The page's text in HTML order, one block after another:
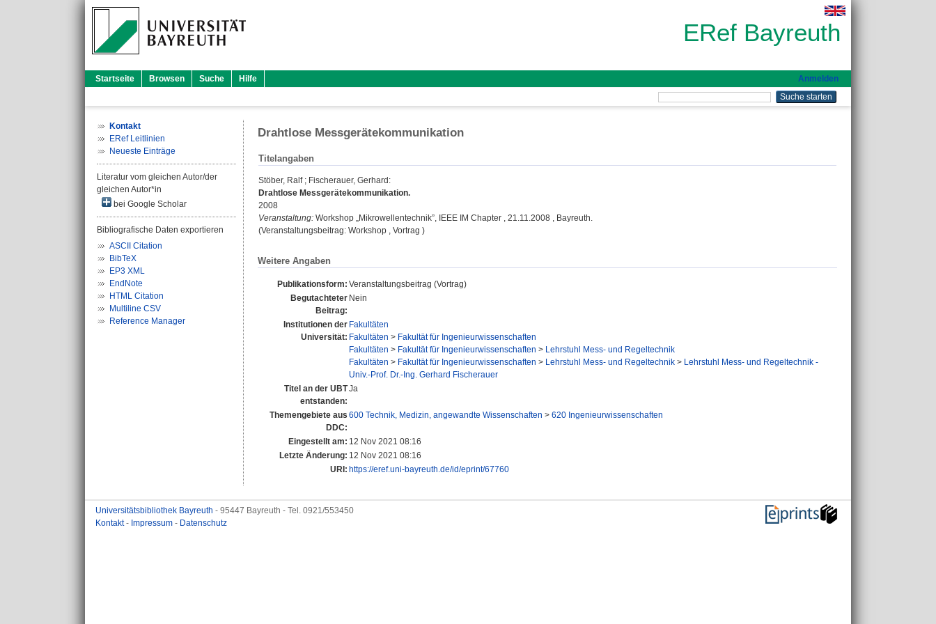
ERef Bayreuth
Startseite Browsen Suche Hilfe Anmelden
Kontakt
ERef Leitlinien
Neueste Einträge
Literatur vom gleichen Autor/der
gleichen Autor*in
bei Google Scholar
Bibliografische Daten exportieren
ASCII Citation
BibTeX
EP3 XML
EndNote
HTML Citation
Multiline CSV
Reference Manager
Drahtlose Messgerätekommunikation
Titelangaben
Stöber, Ralf; Fischerauer, Gerhard :
Drahtlose Messgerätekommunikation.
2008
Veranstaltung: Workshop „Mikrowellentechnik”, IEEE IM Chapter , 21.11.2008 , Bayreuth.
(Veranstaltungsbeitrag: Workshop , Vortrag )
Weitere Angaben
Publikationsform: Veranstaltungsbeitrag (Vortrag)
Begutachteter
Beitrag:
Nein
Institutionen der
Universität:
Fakultäten
Fakultäten > Fakultät für Ingenieurwissenschaften
Fakultäten > Fakultät für Ingenieurwissenschaften > Lehrstuhl Mess- und Regeltechnik
Fakultäten > Fakultät für Ingenieurwissenschaften > Lehrstuhl Mess- und Regeltechnik > Lehrstuhl Mess- und Regeltechnik -
Univ.-Prof. Dr.-Ing. Gerhard Fischerauer
Titel an der UBT
entstanden:
Ja
Themengebiete aus
DDC:
600 Technik, Medizin, angewandte Wissenschaften > 620 Ingenieurwissenschaften
Eingestellt am: 12 Nov 2021 08:16
Letzte Änderung: 12 Nov 2021 08:16
URI: https://eref.uni-bayreuth.de/id/eprint/67760
Universitätsbibliothek Bayreuth - 95447 Bayreuth - Tel. 0921/553450
Kontakt- Impressum - Datenschutz